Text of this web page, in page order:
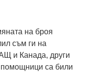
на броя
съм ги на
и Канада, други
помощници са били